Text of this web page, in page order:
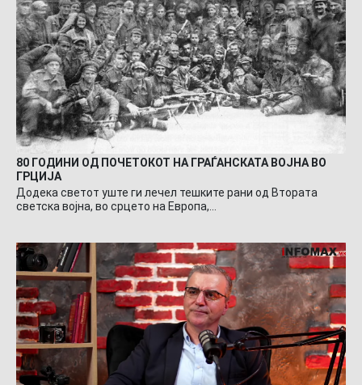
80 ГОДИНИ ОД ПОЧЕТОКОТ НА ГРАЃАНСКАТА ВОЈНА ВО
ГРЦИЈА
Додека светот уште ги лечел тешките рани од Втората
светска војна, во срцето на Европа,…